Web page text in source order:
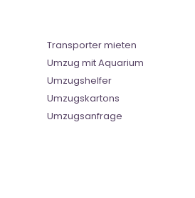
Transporter mieten
Umzug mit Aquarium
Umzugshelfer
Umzugskartons
Umzugsanfrage